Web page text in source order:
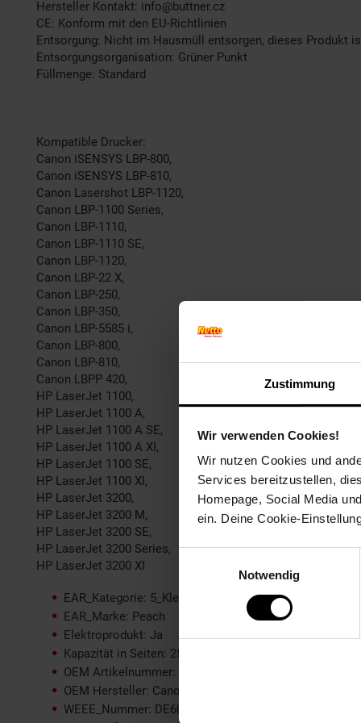
Zustimmung
Wir verwenden Cookies!
Wir nutzen Cookies und
Services bereitzustellen,
Homepage, Social Media
ein. Deine Cookie-
Notwendig
Hersteller Kontakt: info@buttner.cz
CE: Konform mit den EU-Richtlinien
Entsorgung: Nicht im Hausmüll entsorgen, dieses Produkt
Entsorgungsorganisation: Grüner Punkt
Füllmenge: Standard
Kompatible Drucker:
Canon iSENSYS LBP-800,
Canon iSENSYS LBP-810,
Canon Lasershot LBP-1120,
Canon LBP-1100 Series,
Canon LBP-1110,
Canon LBP-1110 SE,
Canon LBP-1120,
Canon LBP-22 X,
Canon LBP-250,
Canon LBP-350,
Canon LBP-5585 i,
Canon LBP-800,
Canon LBP-810,
Canon LBPP 420,
HP LaserJet 1100,
HP LaserJet 1100 A,
HP LaserJet 1100 A SE,
HP LaserJet 1100 A XI,
HP LaserJet 1100 SE,
HP LaserJet 1100 XI,
HP LaserJet 3200,
HP LaserJet 3200 M,
HP LaserJet 3200 SE,
HP LaserJet 3200 Series,
HP LaserJet 3200 XI
EAR_Kategorie: 5_Kleingeräte
EAR_Marke: Peach
Elektroprodukt: Ja
Kapazität in Seiten: 2500
OEM Artikelnummer: No. 92A, EP-22, C4092A, 1550A003
OEM Hersteller: Canon, HP
WEEE_Nummer: DE60366366